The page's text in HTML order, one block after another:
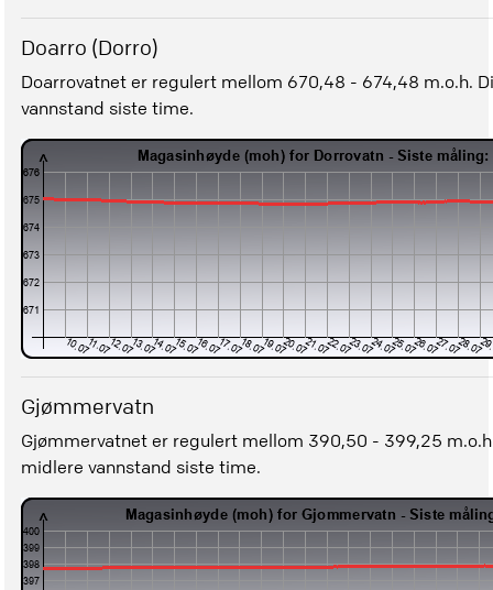
Doarro (Dorro)
Doarrovatnet er regulert mellom 670,48 - 674,48 m.o.h.
vannstand siste time.
Gjømmervatn
Gjømmervatnet er regulert mellom 390,50 - 399,25
midlere vannstand siste time.